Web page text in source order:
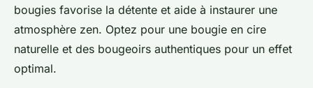
bougies favorise la détente et aide à instaurer une
atmosphère zen. Optez pour une bougie en cire
naturelle et des bougeoirs authentiques pour un effet
optimal.